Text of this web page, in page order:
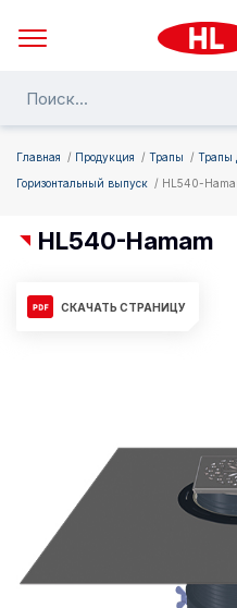
Главная Продукция Трапы
Трапы
Горизонтальный выпуск
HL540-
HL540-Hamam
СКАЧАТЬ СТРАНИЦУ